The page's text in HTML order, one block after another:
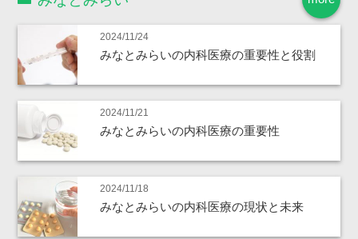
2024/11/24
みなとみらいの内科医療の重要性と役割
2024/11/21
みなとみらいの内科医療の重要性
2024/11/18
みなとみらいの内科医療の現状と未来